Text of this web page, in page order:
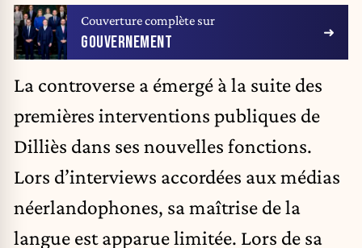
Couverture complète sur
GOUVERNEMENT
La controverse a émergé à la suite des
premières interventions publiques de
Dilliès dans ses nouvelles fonctions.
Lors d’interviews accordées aux médias
néerlandophones, sa maîtrise de la
langue est apparuelimitée. Lors de sa